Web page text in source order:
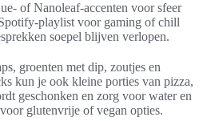
of Nanoleaf-accenten voor sfeer
playlist voor gaming of chill
soepel blijven verlopen.
groenten met dip, zoutjes en
kun je ook kleine porties van pizza,
geschonken en zorg voor water en
glutenvrije of vegan opties.